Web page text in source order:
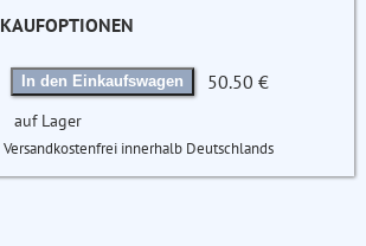
KAUFOPTIONEN
In den Einkaufswagen 50.50 €
auf Lager
Versandkostenfrei innerhalb Deutschlands